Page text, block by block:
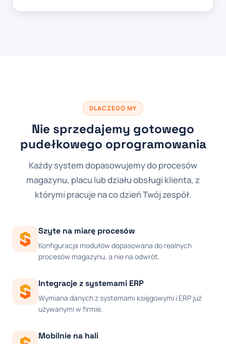
DLACZEGO MY
Nie sprzedajemy gotowego
pudełkowego oprogramowania
Każdy system dopasowujemy do procesów
magazynu, placu lub działu obsługi klienta, z
którymi pracuje na co dzień Twój zespół.
Szyte na miarę procesów
Konfiguracja modułów dopasowana do realnych
procesów magazynu, a nie na odwrót.
Integracje z systemami ERP
Wymiana danych z systemami księgowymi i ERP już
używanymi w firmie.
Mobilnie na hali